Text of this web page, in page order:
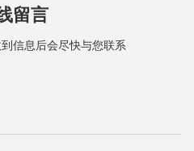
留言
信息后会尽快与您联系